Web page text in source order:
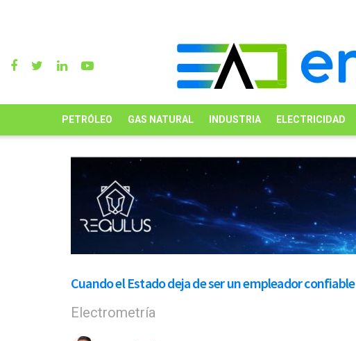
PETRÓLEO GAS NATURAL INDUSTRIA ELECTRICIDAD
Cuando el Estado deja de ser un empleador confiable
Electrometría